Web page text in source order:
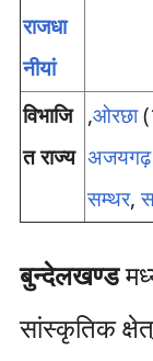
राजधा
नीयां
विभाजि
त राज्य
,ओरछा
अजयगढ़
सम्थर,
बुन्देलखण्ड
सांस्कृतिक